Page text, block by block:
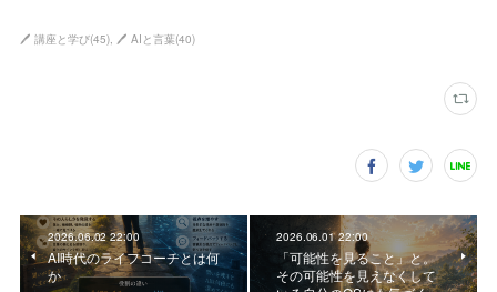
🖊 講座と学び(45) 🖊 AIと言葉(40)
2026.06.02 22:00
AI時代のライフコーチとは何
か
2026.06.01 22:00
「可能性を見ること」と。
その可能性を見えなくして